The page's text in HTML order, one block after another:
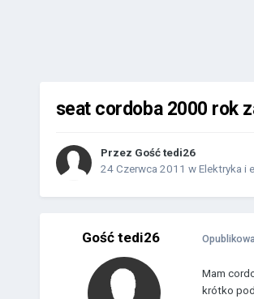
seat cordoba 2000 rok
Przez Gość tedi26
24 Czerwca 2011 w Elektryka i
Gość tedi26
Mam
krótko